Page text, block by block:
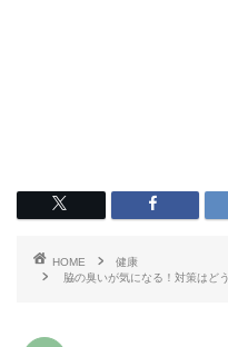
HOME
健康
脇の臭いが気になる！対策はど